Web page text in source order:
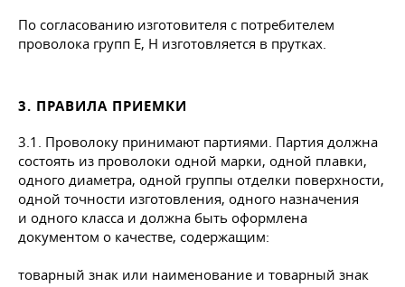
По согласованию изготовителя с потребителем
проволока групп Е, Н изготовляется в прутках.
3. ПРАВИЛА ПРИЕМКИ
3.1. Проволоку принимают партиями. Партия должна
состоять из проволоки одной марки, одной плавки,
одного диаметра, одной группы отделки поверхности,
одной точности изготовления, одного назначения
и одного класса и должна быть оформлена
документом о качестве, содержащим:
товарный знак или наименование и товарный знак